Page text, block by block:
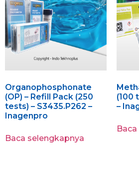
Organophosphonate
(OP) – Refill Pack (250
tests) – S3435.P262 –
Inagenpro
Baca selengkapnya
(100
–